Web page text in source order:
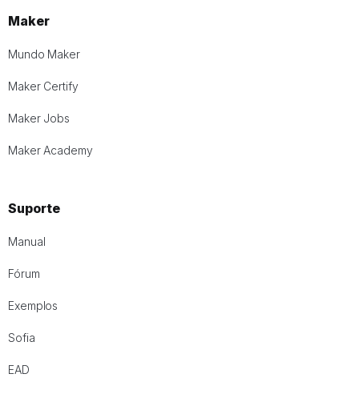
Maker
Mundo Maker
Maker Certify
Maker Jobs
Maker Academy
Suporte
Manual
Fórum
Exemplos
Sofia
EAD